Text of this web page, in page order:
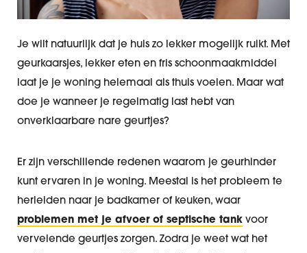
Je wilt natuurlijk dat je huis zo lekker mogelijk ruikt. Met
geurkaarsjes, lekker eten en fris schoonmaakmiddel
laat je je woning helemaal als thuis voelen. Maar wat
doe je wanneer je regelmatig last hebt van
onverklaarbare nare geurtjes?
Er zijn verschillende redenen waarom je geurhinder
kunt ervaren in je woning. Meestal is het probleem te
herleiden naar je badkamer of keuken, waar
problemen met je afvoer of septische tank voor
vervelende geurtjes zorgen. Zodra je weet wat het